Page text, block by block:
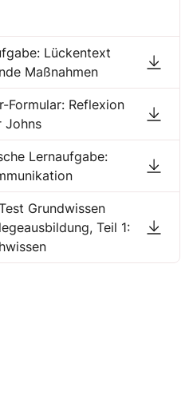
Lückentext
Maßnahmen
Formular: Reflexion
Johns
Lernaufgabe:
Grundwissen
Teil 1: